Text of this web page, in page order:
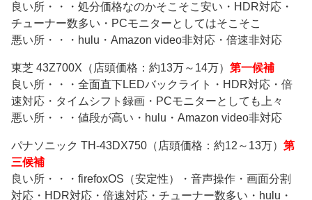
良い所・・・処分価格なのかそこそこ安い・HDR対応・
チューナー数多い・PCモニターとしてはそこそこ
悪い所・・・hulu・Amazon video非対応・倍速非対応
東芝 43Z700X（店頭価格：約13万～14万） 第一候補
良い所・・・全面直下LEDバックライト・HDR対応・倍
速対応・タイムシフト録画・PCモニターとしても上々
悪い所・・・値段が高い・hulu・Amazon video非対応
パナソニック TH-43DX750（店頭価格：約12～13万） 第
三候補
良い所・・・firefoxOS（安定性）・音声操作・画面分割
対応・HDR対応・倍速対応・チューナー数多い・hulu・